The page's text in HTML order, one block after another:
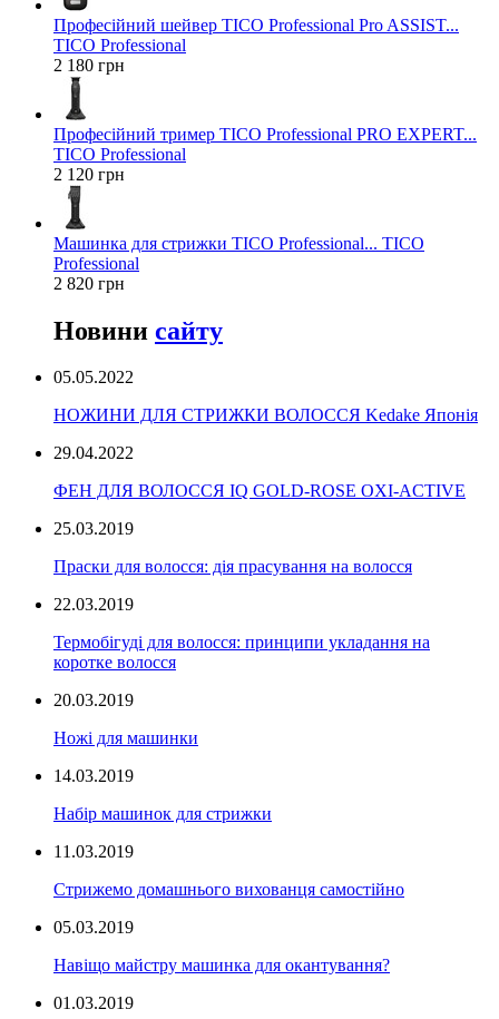
Професійний шейвер TICO Professional Pro ASSIST...
TICO Professional
2 180 грн
Професійний тример TICO Professional PRO EXPERT...
TICO Professional
2 120 грн
Машинка для стрижки TICO Professional... TICO
Professional
2 820 грн
Новини сайту
05.05.2022
НОЖИНИ ДЛЯ СТРИЖКИ ВОЛОССЯ Kedake Японія
29.04.2022
ФЕН ДЛЯ ВОЛОССЯ IQ GOLD-ROSE OXI-ACTIVE
25.03.2019
Праски для волосся: дія прасування на волосся
22.03.2019
Термобігуді для волосся: принципи укладання на
коротке волосся
20.03.2019
Ножі для машинки
14.03.2019
Набір машинок для стрижки
11.03.2019
Стрижемо домашнього вихованця самостійно
05.03.2019
Навіщо майстру машинка для окантування?
01.03.2019